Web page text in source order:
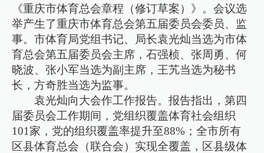
《重庆市体育总会章程（修订草案）》。会议选
举产生了重庆市体育总会第五届委员会委员、监
事。市体育局党组书记、局长袁光灿当选为市体
育总会第五届委员会主席，石强桢、张周勇、何
晓波、张小军当选为副主席，王艽当选为秘书
长，方奇胜当选为监事。
袁光灿向大会作工作报告。报告指出，第四
届委员会工作期间，党组织覆盖体育社会组织
101家，党的组织覆盖率提升至88%；全市所有
区县体育总会（联合会）实现全覆盖，区县级体